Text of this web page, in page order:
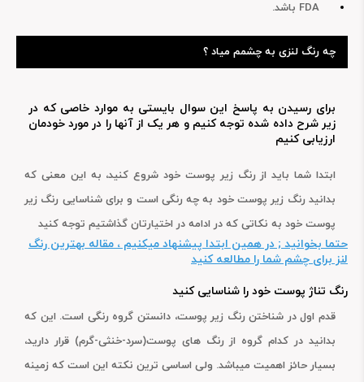
FDA باشد.
چه رنگ لنزی به چشمم میاد ؟
برای رسیدن به پاسخ این سوال بایستی به موارد خاصی که در
زیر شرح داده شده توجه کنیم و هر یک از آنها را در مورد خودمان
ارزیابی کنیم
ابتدا شما باید از رنگ زیر پوست خود شروع کنید، به این معنی که
بدانید رنگ زیر پوست خود به چه رنگی است و برای شناسایی رنگ زیر
پوست خود به نکاتی که در ادامه در اختیارتان گذاشتیم توجه کنید
حتما بخوانید ; در همین ابتدا پیشنهاد میکنیم ، مقاله بهترین رنگ
لنز برای چشم شما را مطالعه کنید
رنگ تناژ پوست خود را شناسایی کنید
قدم اول در شناختن رنگ زیر پوست، دانستن گروه رنگی است. این که
بدانید در کدام گروه از رنگ های پوست(سرد-خنثی-گرم) قرار دارید،
بسیار حائز اهمیت میباشد. ولی اساسی ترین نکته این است که زمینه